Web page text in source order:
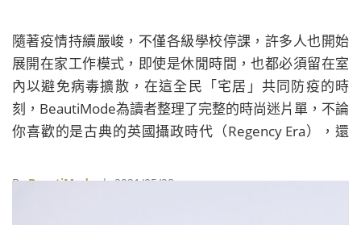
隨著疫情持續嚴峻，不僅各級學校停課，許多人也開始
展開在家工作模式，即使是休閒時間，也都必須留在室
內以避免病毒擴散，在這全民「宅居」共同防疫的時
刻，BeautiMode為讀者整理了完整的時尚迷片單，不論
你喜歡的是古典的英國攝政時代（Regency Era），還
ByBeautiMode| 2021/05/28